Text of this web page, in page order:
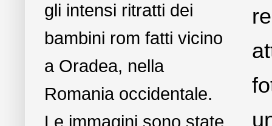
gli intensi ritratti dei
bambini rom fatti vicino
a Oradea, nella
Romania occidentale.
Le immagini sono state